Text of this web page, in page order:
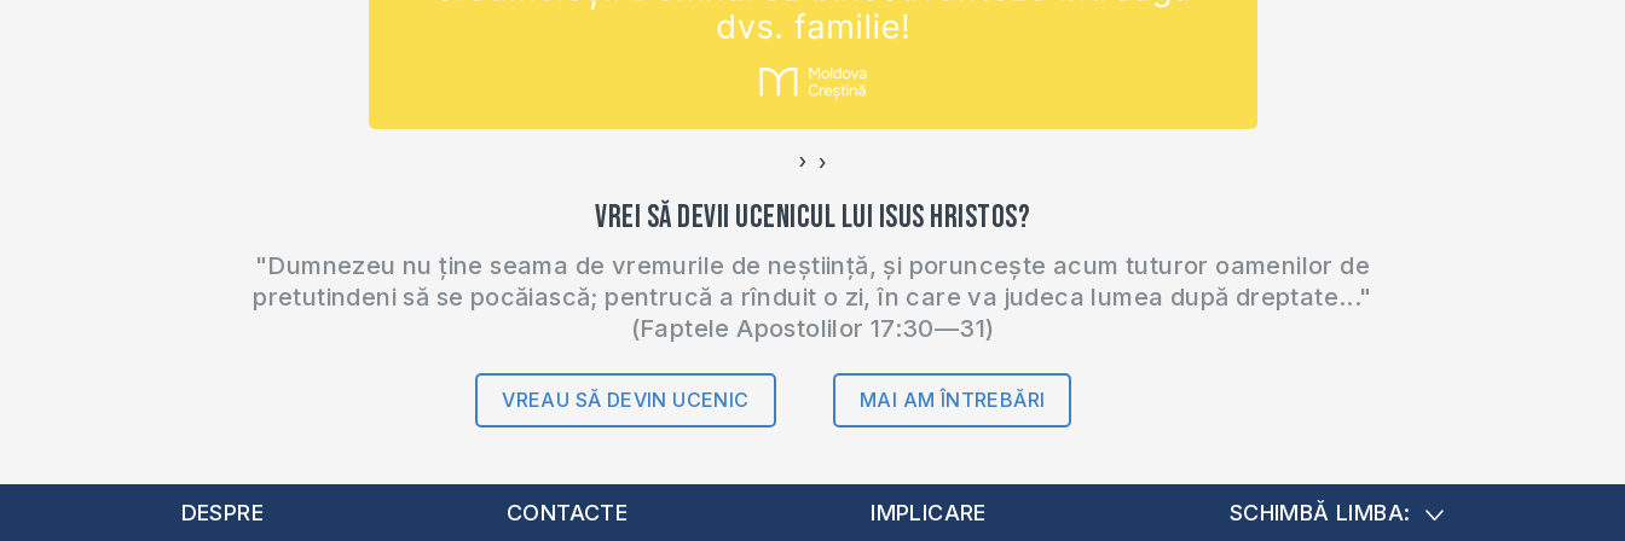
‹ ›
Vrei să devii ucenicul lui Isus Hristos?
"Dumnezeu nu ține seama de vremurile de neștiință, și poruncește acum tuturor oamenilor de
pretutindeni să se pocăiască; pentrucă a rînduit o zi, în care va judeca lumea după dreptate..."
(Faptele Apostolilor 17:30—31)
VREAU SĂ DEVIN UCENIC MAI AM ÎNTREBĂRI
DESPRE CONTACTE IMPLICARE SCHIMBĂ LIMBA: